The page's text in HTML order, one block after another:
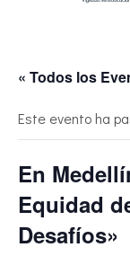
« Todos los
Este evento ha
En
Equidad
Desafíos»